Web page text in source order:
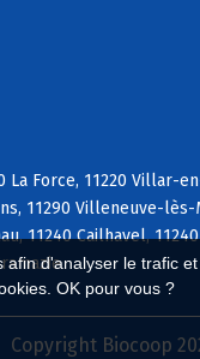
d'analyser le trafic
OK pour vous ?
La Force, 11220 Villar-
11290 Villeneuve-
11240 Cailhavel,
Copyright Biocoop